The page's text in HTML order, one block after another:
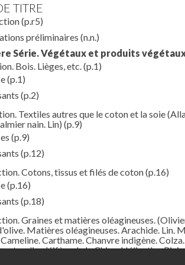
TITRE
(p.r5)
préliminaires (n.n.)
Série. Végétaux et produits
Bois. Lièges, etc. (p.1)
(p.1)
(p.2)
Textiles autres que le coton et la soie
nain. Lin) (p.9)
(p.9)
(p.12)
Cotons, tissus et filés de coton(p.16)
(p.16)
(p.18)
Graines et matières oléagineuses.
Matières oléagineuses. Arachide. Lin.
Carthame. Chanvre indigène. Colza.
et radis oléifère de la Chine. Hélianthe, Ricin.